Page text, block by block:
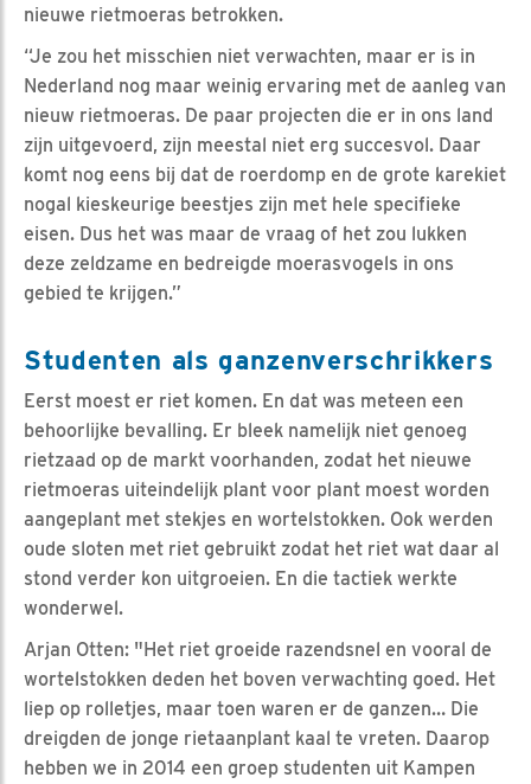
nieuwe rietmoeras betrokken.
“Je zou het misschien niet verwachten, maar er is in
Nederland nog maar weinig ervaring met de aanleg van
nieuw rietmoeras. De paar projecten die er in ons land
zijn uitgevoerd, zijn meestal niet erg succesvol. Daar
komt nog eens bij dat de roerdomp en de grote karekiet
nogal kieskeurige beestjes zijn met hele specifieke
eisen. Dus het was maar de vraag of het zou lukken
deze zeldzame en bedreigde moerasvogels in ons
gebied te krijgen.”
Studenten als ganzenverschrikkers
Eerst moest er riet komen. En dat was meteen een
behoorlijke bevalling. Er bleek namelijk niet genoeg
rietzaad op de markt voorhanden, zodat het nieuwe
rietmoeras uiteindelijk plant voor plant moest worden
aangeplant met stekjes en wortelstokken. Ook werden
oude sloten met riet gebruikt zodat het riet wat daar al
stond verder kon uitgroeien. En die tactiek werkte
wonderwel.
Arjan Otten: "Het riet groeide razendsnel en vooral de
wortelstokken deden het boven verwachting goed. Het
liep op rolletjes, maar toen waren er de ganzen… Die
dreigden de jonge rietaanplant kaal te vreten. Daarop
hebben we in 2014 een groep studenten uit Kampen